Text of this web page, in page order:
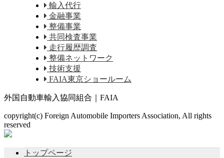
輸入代行
金融事業
整備事業
共同検査事業
走行履歴調査
整備ネットワーク
技術支援
FAIA東京ショールーム
外国自動車輸入協同組合｜FAIA
copyright(c) Foreign Automobile Importers Association, All rights
reserved
トップページ